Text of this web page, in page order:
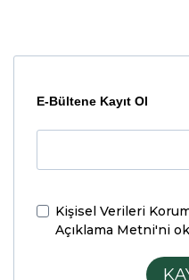
E-Bültene Kayıt Ol
Kişisel Verileri
Açıklama Metni'ni